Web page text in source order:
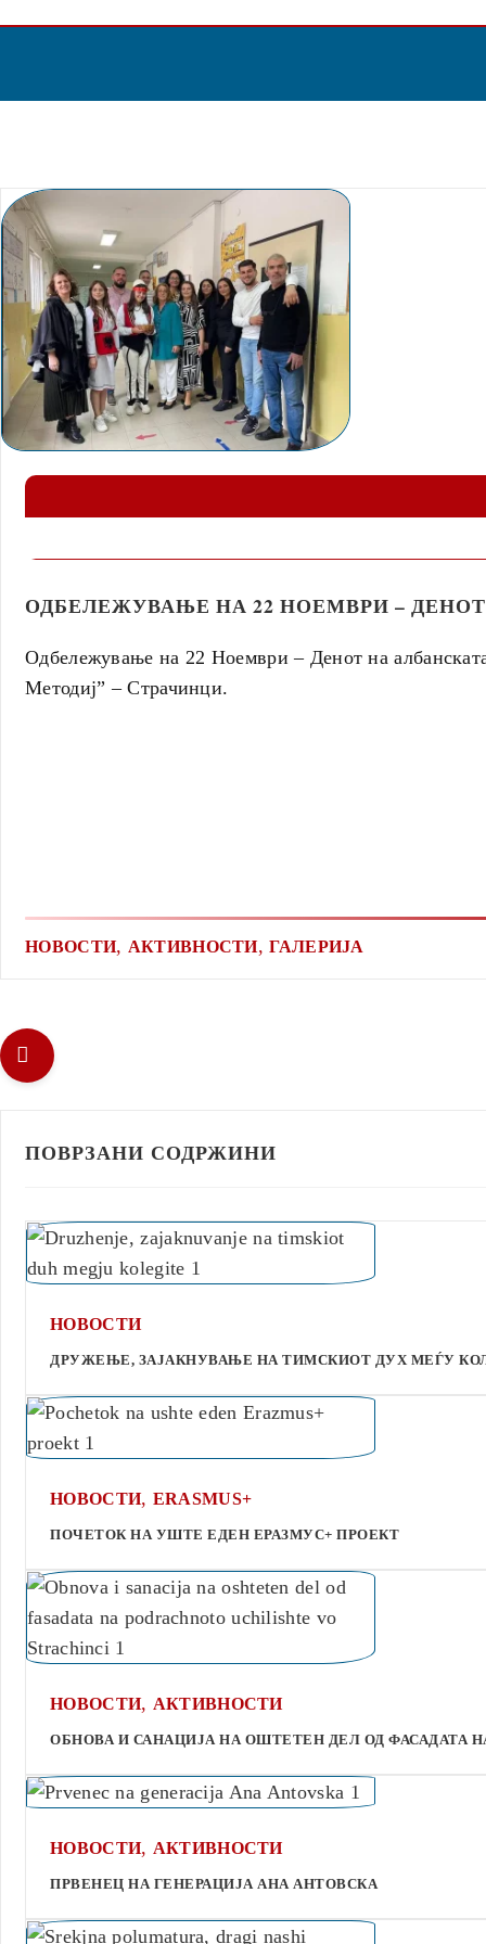
ОДБЕЛЕЖУВАЊЕ НА 22 НОЕМВРИ –
Одбележување на 22 Ноември – Денот на
Методиј” – Страчинци.
НОВОСТИ, АКТИВНОСТИ,ГАЛЕРИЈА
ПОВРЗАНИ СОДРЖИНИ
НОВОСТИ
ДРУЖЕЊЕ, ЗАЈАКНУВАЊЕ НА ТИМСКИОТ ДУХ МЕЃУ
НОВОСТИ, ERASMUS+
ПОЧЕТОК НА УШТЕ ЕДЕН ЕРАЗМУС+ ПРОЕКТ
НОВОСТИ, АКТИВНОСТИ
ОБНОВА И САНАЦИЈА НА ОШТЕТЕН ДЕЛ ОД ФАСАДАТА
НОВОСТИ, АКТИВНОСТИ
ПРВЕНЕЦ НА ГЕНЕРАЦИЈА АНА АНТОВСКА